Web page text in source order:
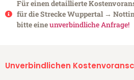
Für einen detaillierte
für die Strecke Wuppertal →
bitte eineunverbindliche Anfrage!
Unverbindlichen